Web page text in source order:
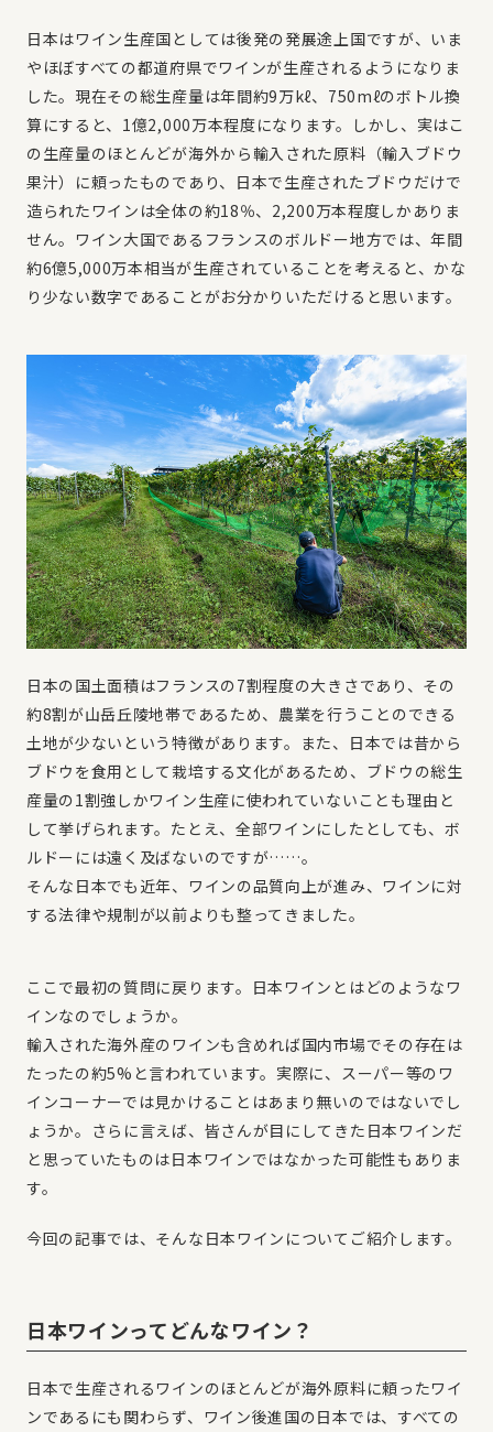
日本はワイン生産国としては後発の発展途上国ですが、いま
やほぼすべての都道府県でワインが生産されるようになりま
した。現在その総生産量は年間約9万kℓ、750mℓのボトル換
算にすると、1億2,000万本程度になります。しかし、実はこ
の生産量のほとんどが海外から輸入された原料（輸入ブドウ
果汁）に頼ったものであり、日本で生産されたブドウだけで
造られたワインは全体の約18％、2,200万本程度しかありま
せん。ワイン大国であるフランスのボルドー地方では、年間
約6億5,000万本相当が生産されていることを考えると、かな
り少ない数字であることがお分かりいただけると思います。
日本の国土面積はフランスの7割程度の大きさであり、その
約8割が山岳丘陵地帯であるため、農業を行うことのできる
土地が少ないという特徴があります。また、日本では昔から
ブドウを食用として栽培する文化があるため、ブドウの総生
産量の1割強しかワイン生産に使われていないことも理由と
して挙げられます。たとえ、全部ワインにしたとしても、ボ
ルドーには遠く及ばないのですが……。
そんな日本でも近年、ワインの品質向上が進み、ワインに対
する法律や規制が以前よりも整ってきました。
ここで最初の質問に戻ります。日本ワインとはどのようなワ
インなのでしょうか。
輸入された海外産のワインも含めれば国内市場でその存在は
たったの約5%と言われています。実際に、スーパー等のワ
インコーナーでは見かけることはあまり無いのではないでし
ょうか。さらに言えば、皆さんが目にしてきた日本ワインだ
と思っていたものは日本ワインではなかった可能性もありま
す。
今回の記事では、そんな日本ワインについてご紹介します。
日本ワインってどんなワイン？
日本で生産されるワインのほとんどが海外原料に頼ったワイ
ンであるにも関わらず、ワイン後進国の日本では、すべての